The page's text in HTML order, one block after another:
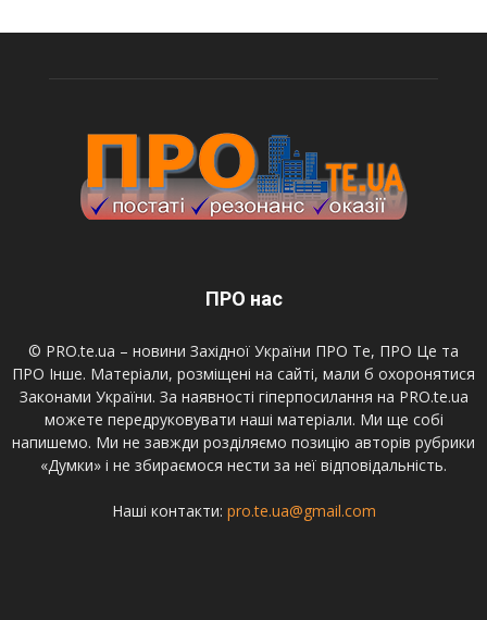
ПРО нас
© PRO.te.ua – новини Західної України ПРО Те, ПРО Це та
ПРО Інше. Матеріали, розміщені на сайті, мали б охоронятися
Законами України. За наявності гіперпосилання на PRO.te.ua
можете передруковувати наші матеріали. Ми ще собі
напишемо. Ми не завжди розділяємо позицію авторів рубрики
«Думки» і не збираємося нести за неї відповідальність.
Наші контакти: pro.te.ua@gmail.com